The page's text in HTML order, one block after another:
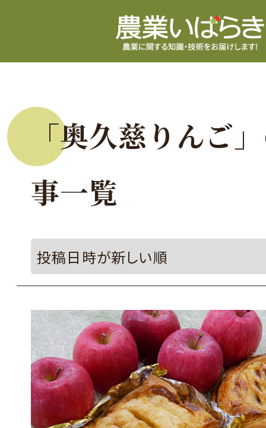
「奥久慈りんご
事一覧